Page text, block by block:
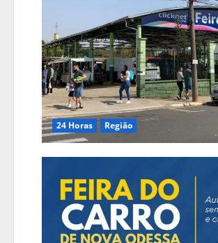
24 Horas Região